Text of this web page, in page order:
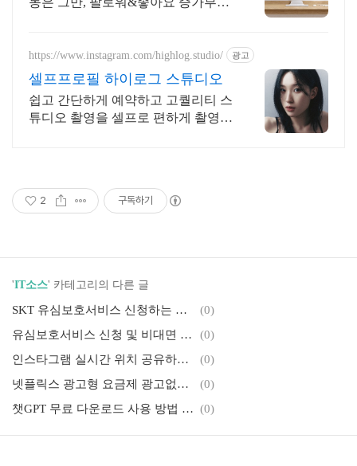
기게시물 노출 관리
https://www.instagram.com/highlog.studio/ 광고
셀프프로필 하이로그 스튜디오
쉽고 간단하게 예약하고 고퀄리티 스
튜디오 촬영을 셀프로 편하게 촬영하
2 구독하기
'IT소스' 카테고리의 다른 글
SKT 유심보호서비스 신청하는 방법과 해킹 유심 무상 교체는?
(0)
유심보호서비스 신청 및 비대면 계좌개설 안심차단 명의도용 금융사기 예방법 2가지
(0)
인스타그램 실시간 위치 공유하는 방법 및 친구 지도 기능 설정 끄기 1분 총정리
(0)
넷플릭스 광고형 요금제 광고없이 즐기는 방법과 차단 참고 주의사항 1분 총정리
(0)
챗GPT 무료 다운로드 사용 방법 설치오류 해결과 한국어 설정 1분 총정리 (0)